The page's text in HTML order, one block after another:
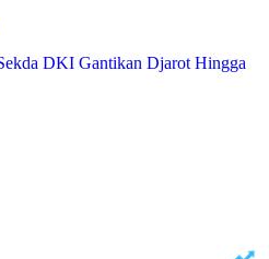
DKI Gantikan Djarot Hingga